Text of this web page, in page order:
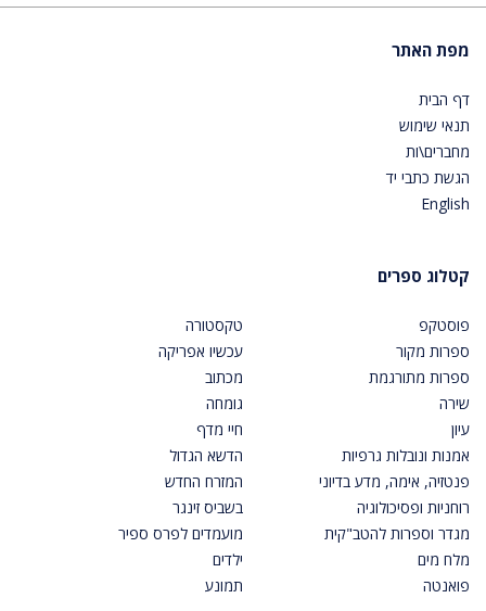
מפת האתר
דף הבית
תנאי שימוש
מחברים\ות
הגשת כתבי יד
English
קטלוג ספרים
פוסטקפ
ספרות מקור
ספרות מתורגמת
שירה
עיון
אמנות ונובלות גרפיות
פנטזיה, אימה, מדע בדיוני
רוחניות ופסיכולוגיה
מגדר וספרות להטב"קית
מלח מים
פואנטה
טקסטורה
עכשיו אפריקה
מכתוב
גומחה
חיי מדף
הדשא הגדול
המזרח החדש
בשביס זינגר
מועמדים לפרס ספיר
ילדים
תמונע